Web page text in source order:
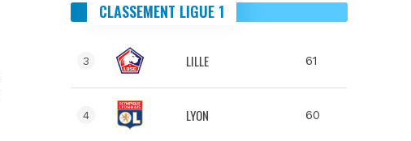
CLASSEMENT LIGUE 1
3 LILLE 61
4 LYON 60